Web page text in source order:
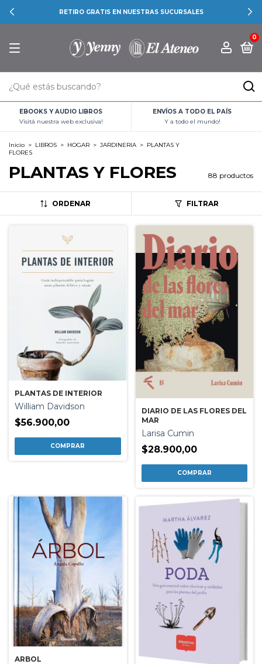
RETIRO GRATIS EN NUESTRAS SUCURSALES
0
EBOOKS Y AUDIO LIBROS
Visitá nuestra web exclusiva!
ENVÍOS A TODO EL PAÍS
Y a todo el mundo!
Inicio > LIBROS > HOGAR > JARDINERIA > PLANTAS Y
FLORES
PLANTAS Y FLORES 88 productos
ORDENAR FILTRAR
PLANTAS DE INTERIOR
William Davidson
$56.900,00
DIARIO DE LAS FLORES DEL
MAR
Larisa Cumin
$28.900,00
ARBOL